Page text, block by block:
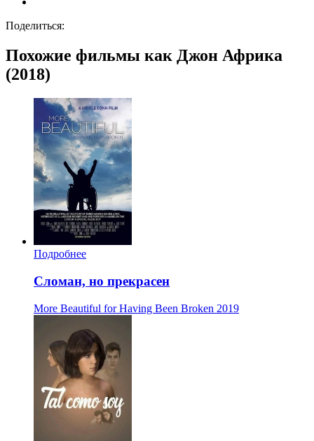
Поделиться:
Похожие фильмы как Джон Африка
(2018)
Подробнее
Сломан, но прекрасен
More Beautiful for Having Been Broken 2019